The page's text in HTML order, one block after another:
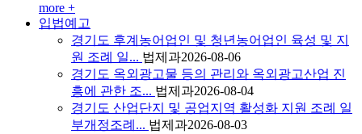
more +
입법예고
경기도 후계농어업인 및 청년농어업인 육성 및 지
원 조례 일... 법제과2026-08-06
경기도 옥외광고물 등의 관리와 옥외광고산업 진
흥에 관한 조... 법제과2026-08-04
경기도 산업단지 및 공업지역 활성화 지원 조례 일
부개정조례... 법제과2026-08-03